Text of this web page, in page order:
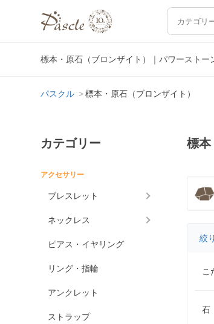
標本・原石（ブロンザイト）｜パワースト
パスクル 標本・原石（ブロンザイト）
カテゴリー
アクセサリー
ブレスレット
ネックレス
ピアス・イヤリング
リング・指輪
アンクレット
ストラップ
標本
絞
こ
石